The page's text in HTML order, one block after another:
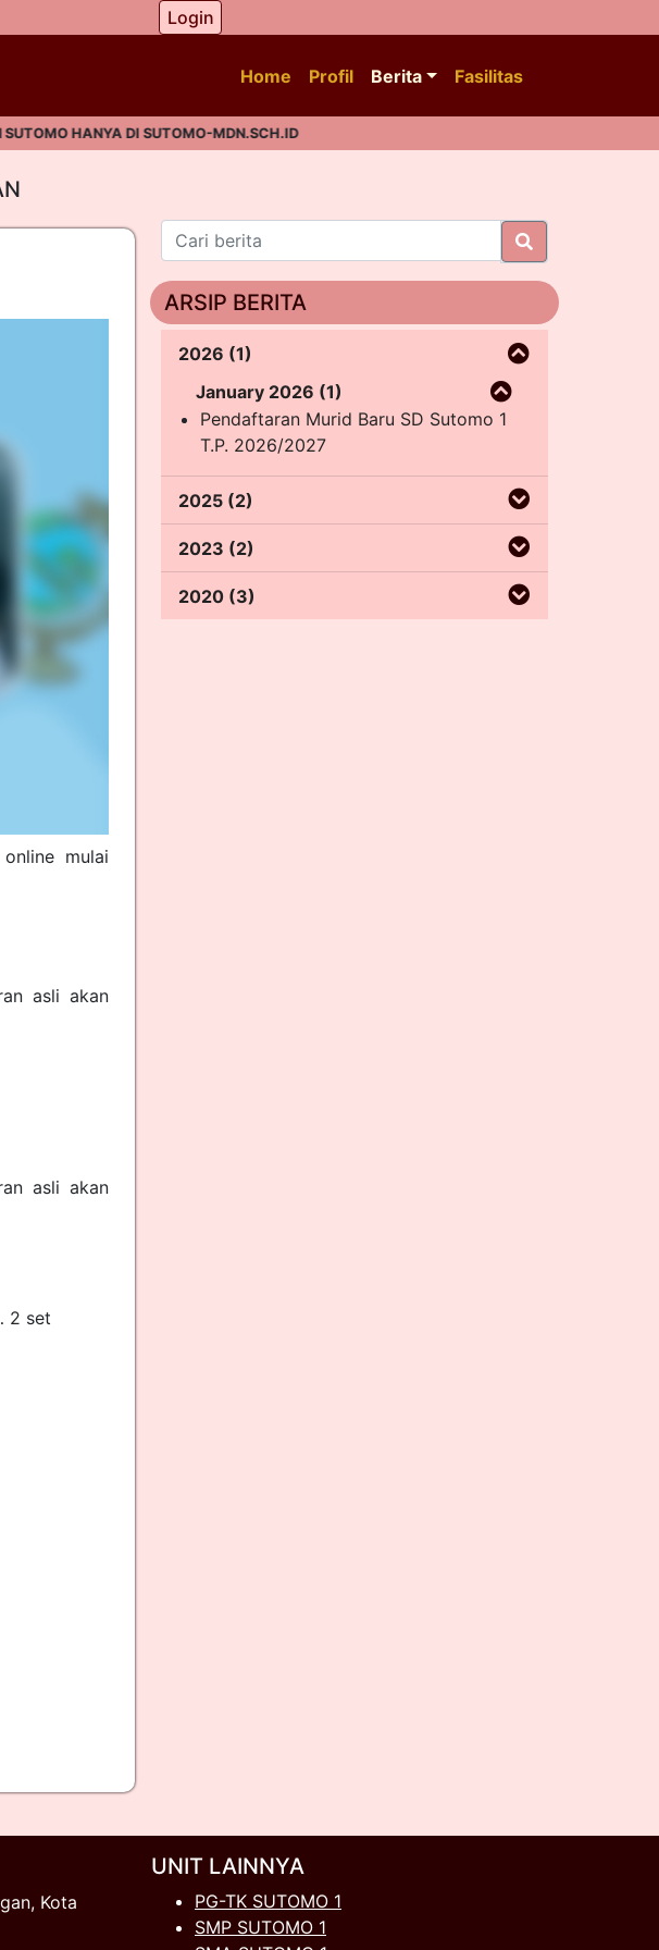
Login
Home Profil Berita Fasilitas
HANYA DI SUTOMO-MDN.SCH.ID
mulai
asli akan
asli akan
2 set
ARSIP BERITA
2026 (1)
January 2026 (1)
Pendaftaran Murid Baru SD Sutomo 1
T.P. 2026/2027
2025 (2)
2023 (2)
2020 (3)
Kota
UNIT LAINNYA
PG-TK SUTOMO 1
SMP SUTOMO 1